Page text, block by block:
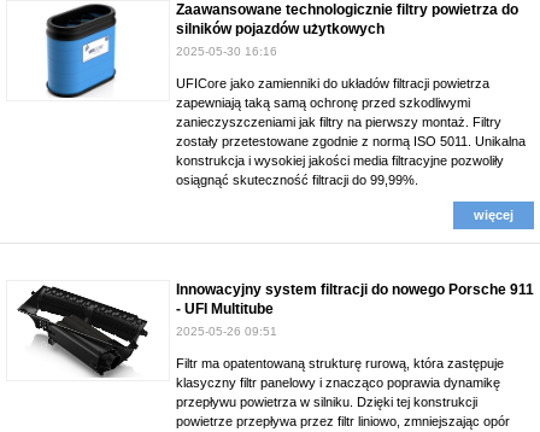
Zaawansowane technologicznie filtry powietrza do
silników pojazdów użytkowych
2025-05-30 16:16
UFICore jako zamienniki do układów filtracji powietrza
zapewniają taką samą ochronę przed szkodliwymi
zanieczyszczeniami jak filtry na pierwszy montaż. Filtry
zostały przetestowane zgodnie z normą ISO 5011. Unikalna
konstrukcja i wysokiej jakości media filtracyjne pozwoliły
osiągnąć skuteczność filtracji do 99,99%.
więcej
Innowacyjny system filtracji do nowego Porsche 911
- UFI Multitube
2025-05-26 09:51
Filtr ma opatentowaną strukturę rurową, która zastępuje
klasyczny filtr panelowy i znacząco poprawia dynamikę
przepływu powietrza w silniku. Dzięki tej konstrukcji
powietrze przepływa przez filtr liniowo, zmniejszając opór